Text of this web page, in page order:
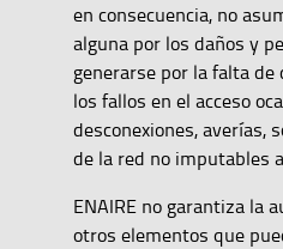
en consecuencia, no
alguna por los daños y
generarse por la falta
los fallos en el acceso
desconexiones, averías,
de la red no imputables
ENAIRE no garantiza la
otros elementos que